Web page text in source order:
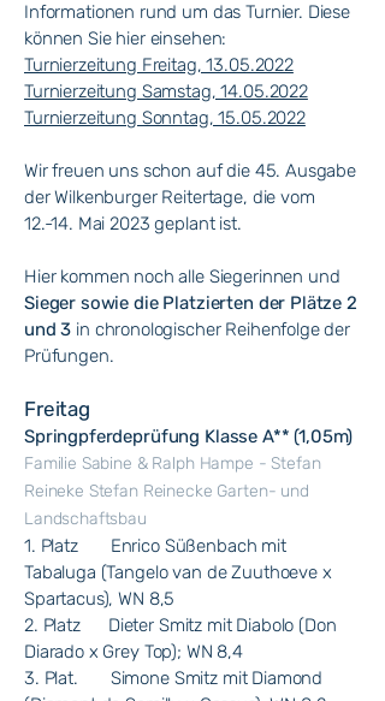
Informationen rund um das Turnier. Diese
können Sie hier einsehen:
Turnierzeitung Freitag, 13.05.2022
Turnierzeitung Samstag, 14.05.2022
Turnierzeitung Sonntag, 15.05.2022
Wir freuen uns schon auf die 45. Ausgabe
der Wilkenburger Reitertage, die vom
12.-14. Mai 2023 geplant ist.
Hier kommen noch alle Siegerinnen und
Sieger sowie die Platzierten der Plätze 2
und 3 in chronologischer Reihenfolge der
Prüfungen.
Freitag
Springpferdeprüfung Klasse A** (1,05m)
Familie Sabine & Ralph Hampe - Stefan
Reineke Stefan Reinecke Garten- und
Landschaftsbau
1. Platz Enrico Süßenbach mit
Tabaluga (Tangelo van de Zuuthoeve x
Spartacus), WN 8,5
2. Platz Dieter Smitz mit Diabolo (Don
Diarado x Grey Top); WN 8,4
3. Plat. Simone Smitz mit Diamond